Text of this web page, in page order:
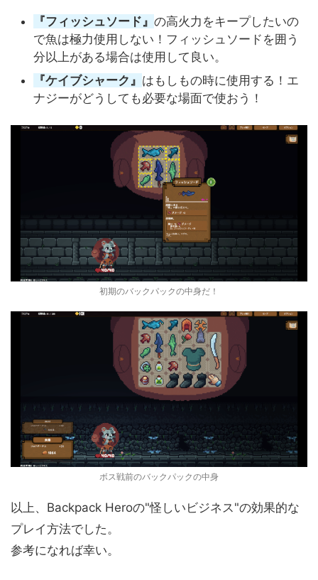
『フィッシュソード』 の高火力をキープしたいの
で魚は極力使用しない！フィッシュソードを囲う
分以上がある場合は使用して良い。
『ケイブシャーク』 はもしもの時に使用する！エ
ナジーがどうしても必要な場面で使おう！
初期のバックパックの中身だ！
ボス戦前のバックパックの中身
以上、Backpack Heroの"怪しいビジネス"の効果的な
プレイ方法でした。
参考になれば幸い。